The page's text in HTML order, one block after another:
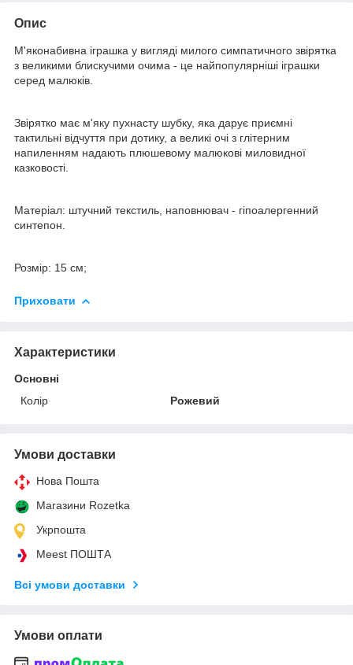
Опис
М'яконабивна іграшка у вигляді милого симпатичного звірятка
з великими блискучими очима - це найпопулярніші іграшки
серед малюків.
Звірятко має м'яку пухнасту шубку, яка дарує приємні
тактильні відчуття при дотику, а великі очі з глітерним
напиленням надають плюшевому малюкові миловидної
казковості.
Матеріал: штучний текстиль, наповнювач - гіпоалергенний
синтепон.
Розмір: 15 см;
Приховати
Характеристики
Основні
Колір
Рожевий
Умови доставки
Нова Пошта
Магазини Rozetka
Укрпошта
Meest ПОШТА
Всі умови доставки
Умови оплати